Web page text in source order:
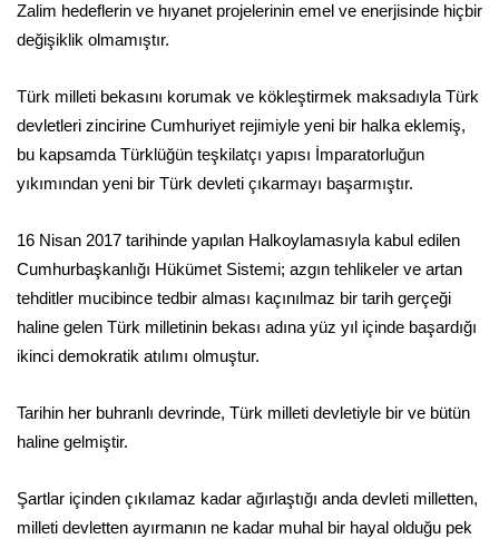
Zalim hedeflerin ve hıyanet projelerinin emel ve enerjisinde hiçbir
değişiklik olmamıştır.
Türk milleti bekasını korumak ve kökleştirmek maksadıyla Türk
devletleri zincirine Cumhuriyet rejimiyle yeni bir halka eklemiş,
bu kapsamda Türklüğün teşkilatçı yapısı İmparatorluğun
yıkımından yeni bir Türk devleti çıkarmayı başarmıştır.
16 Nisan 2017 tarihinde yapılan Halkoylamasıyla kabul edilen
Cumhurbaşkanlığı Hükümet Sistemi; azgın tehlikeler ve artan
tehditler mucibince tedbir alması kaçınılmaz bir tarih gerçeği
haline gelen Türk milletinin bekası adına yüz yıl içinde başardığı
ikinci demokratik atılımı olmuştur.
Tarihin her buhranlı devrinde, Türk milleti devletiyle bir ve bütün
haline gelmiştir.
Şartlar içinden çıkılamaz kadar ağırlaştığı anda devleti milletten,
milleti devletten ayırmanın ne kadar muhal bir hayal olduğu pek